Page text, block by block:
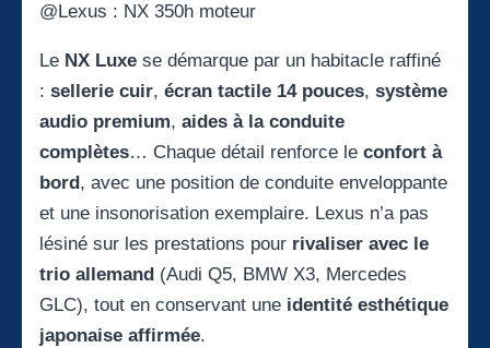
@Lexus : NX 350h moteur
Le NX Luxe se démarque par un habitacle raffiné
: sellerie cuir, écran tactile 14 pouces, système
audio premium, aides à la conduite
complètes… Chaque détail renforce le confort à
bord , avec une position de conduite enveloppante
et une insonorisation exemplaire. Lexus n’a pas
lésiné sur les prestations pour rivaliser avec le
trio allemand (Audi Q5, BMW X3, Mercedes
GLC), tout en conservant une identité esthétique
japonaise affirmée.